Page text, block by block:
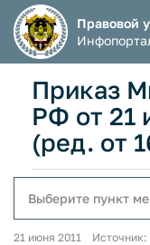
Правовой
Приказ
РФ от 21
(ред. от
Выберите пункт
21 июня 2011 Источник: